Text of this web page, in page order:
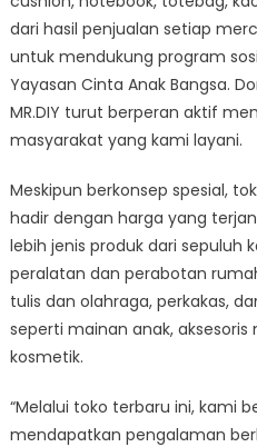
dari hasil penjualan setiap
untuk mendukung program
Yayasan Cinta Anak Bangsa.
MR.DIY turut berperan aktif
masyarakat yang kami layani.
Meskipun berkonsep spesial,
hadir dengan harga yang
lebih jenis produk dari sepuluh
peralatan dan perabotan
tulis dan olahraga, perkakas,
seperti mainan anak, aksesoris
kosmetik.
“Melalui toko terbaru ini, kami
mendapatkan pengalaman